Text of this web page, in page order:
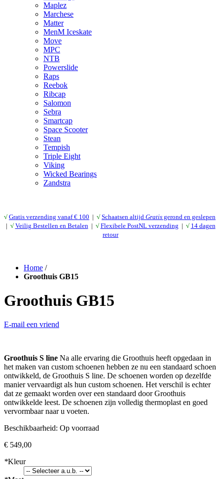
Maplez
Marchese
Matter
MenM Iceskate
Move
MPC
NTB
Powerslide
Raps
Reebok
Ribcap
Salomon
Sebra
Smartcap
Space Scooter
Stean
Tempish
Triple Eight
Viking
Wicked Bearings
Zandstra
√ Gratis verzending vanaf € 100 | √ Schaatsen altijd Gratis gerond en geslepen
| √ Veilig Bestellen en Betalen | √ Flexibele PostNL verzending | √ 14 dagen
retour
Home /
Groothuis GB15
Groothuis GB15
E-mail een vriend
Groothuis S line Na alle ervaring die Groothuis heeft opgedaan in
het maken van custom schoenen hebben ze nu een standaard schoen
ontwikkeld, de Groothuis S line. De schoenen worden op dezelfde
manier vervaardigt als hun custom schoenen. Het verschil is echter
dat ze gemaakt worden over een standaard door Groothuis
ontwikkelde leest. De schoenen zijn volledig thermoplast en goed
vervormbaar naar u voeten.
Beschikbaarheid: Op voorraad
€ 549,00
*Kleur